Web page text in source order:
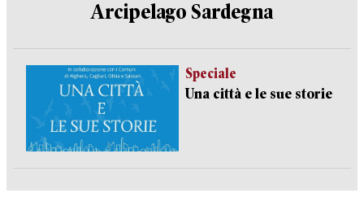
Arcipelago Sardegna
Speciale
Una città e le sue storie